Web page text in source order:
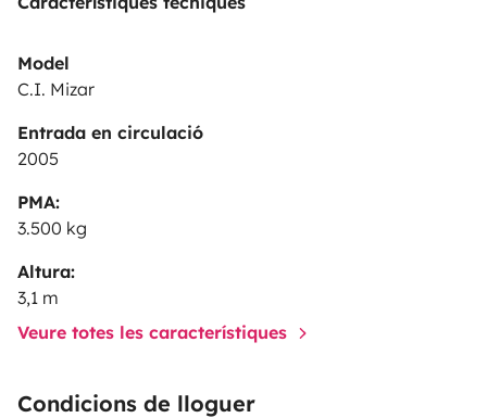
Model
C.I. Mizar
Entrada en circulació
2005
PMA:
3.500 kg
Altura:
3,1 m
Veure totes les característiques
Condicions de lloguer